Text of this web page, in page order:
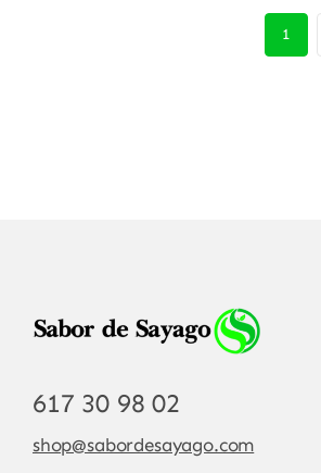
1
617 30 98 02
shop@sabordesayago.com